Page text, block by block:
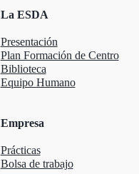
La ESDA
Presentación
Plan Formación de Centro
Biblioteca
Equipo Humano
Empresa
Prácticas
Bolsa de trabajo